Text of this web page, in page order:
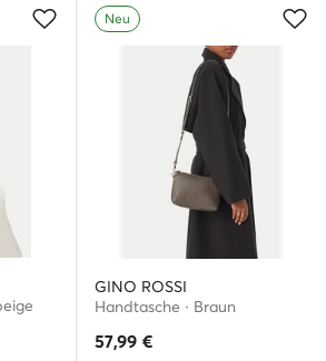
Neu
GINO ROSSI
Handtasche · Braun
57,99 €